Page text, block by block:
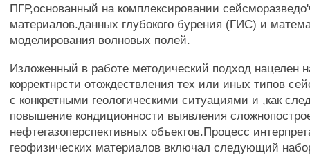
ПГР,основанный на комплексировании
материалов.данных глубокого бурения (ГИС) и
моделирования волновых полей.
Изложенный в работе методический подход нацелен
корректнрсти отождествления тех или иных типов
с конкретными геологическими ситуациями и ,как
повышение кондиционности выявления
нефтегазоперспективных объектов.Процесс
геофизических материалов включал следующий